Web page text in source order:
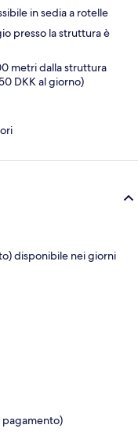
in sedia a rotelle
presso la struttura è
metri dalla struttura
DKK al giorno)
disponibile nei giorni
pagamento)